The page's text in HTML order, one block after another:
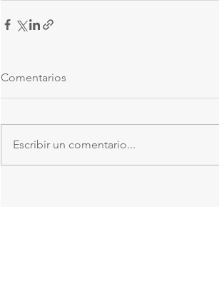
Comentarios
Escribir un comentario...